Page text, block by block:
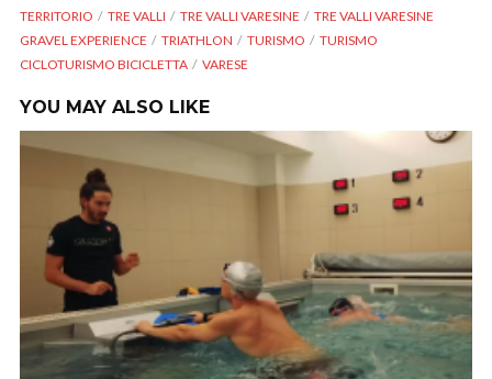
TERRITORIO
TRE VALLI TRE VALLI VARESINE
TRE VALLI VARESINE
GRAVEL EXPERIENCE
TRIATHLON TURISMO
TURISMO
CICLOTURISMO BICICLETTA
VARESE
YOU MAY ALSO LIKE